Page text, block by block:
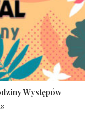
Występów